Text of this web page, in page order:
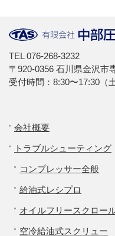
TEL 076-268-3232
〒920-0356 石川県金沢市
受付時間：8:30〜17:30（
会社概要
トラブルシューティング
コンプレッサー全般
給油式レシプロ
オイルフリースクロー
空冷給油式スクリュー